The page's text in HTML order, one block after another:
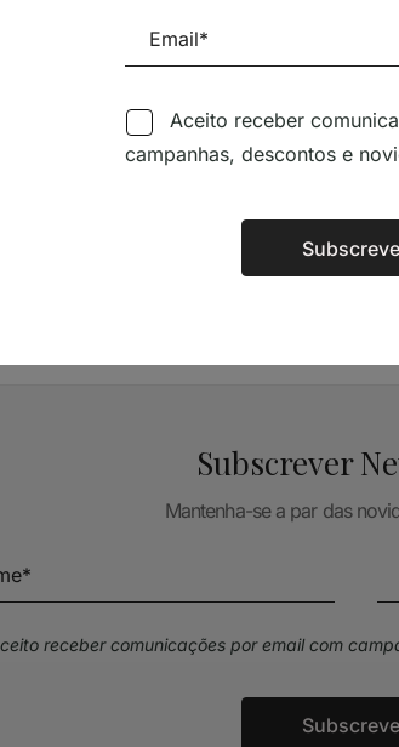
Siga-nos
TÉCNICA
Subscrever
Mantenha-se a par das
receber comunicações por email com
Aceito receber
campanhas, descontos e